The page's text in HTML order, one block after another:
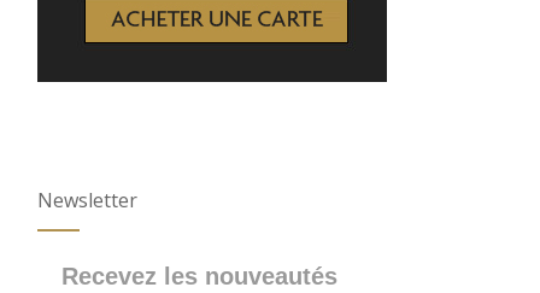
Newsletter
Recevez les nouveautés